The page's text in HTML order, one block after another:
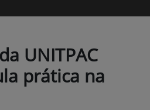
UNITPAC
prática na